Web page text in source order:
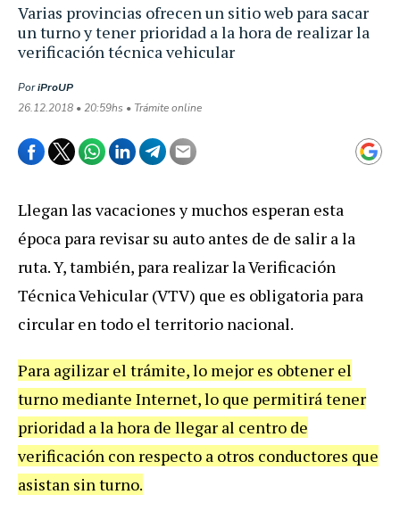
Varias provincias ofrecen un sitio web para sacar
un turno y tener prioridad a la hora de realizar la
verificación técnica vehicular
PoriProUP
26.12.2018 • 20:59hs • Trámite online
Llegan las vacaciones y muchos esperan esta
época para revisar su auto antes de de salir a la
ruta. Y, también, para realizar la Verificación
Técnica Vehicular (VTV) que es obligatoria para
circular en todo el territorio nacional.
Para agilizar el trámite, lo mejor es obtener el
turno mediante Internet, lo que permitirá tener
prioridad a la hora de llegar al centro de
verificación con respecto a otros conductores que
asistan sin turno.